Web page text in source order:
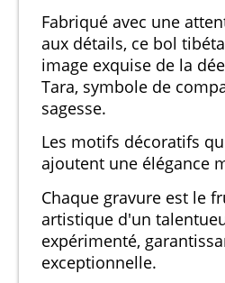
Fabriqué avec une
aux détails, ce bol
image exquise de la
Tara, symbole de
sagesse.
Les motifs décoratifs
ajoutent une élégance
Chaque gravure est le
artistique d'un
expérimenté,
exceptionnelle.